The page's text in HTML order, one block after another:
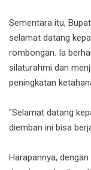
Sementara itu,
selamat datang
rombongan. Ia
silaturahmi dan
peningkatan
"Selamat datang
diemban ini bisa
Harapannya,